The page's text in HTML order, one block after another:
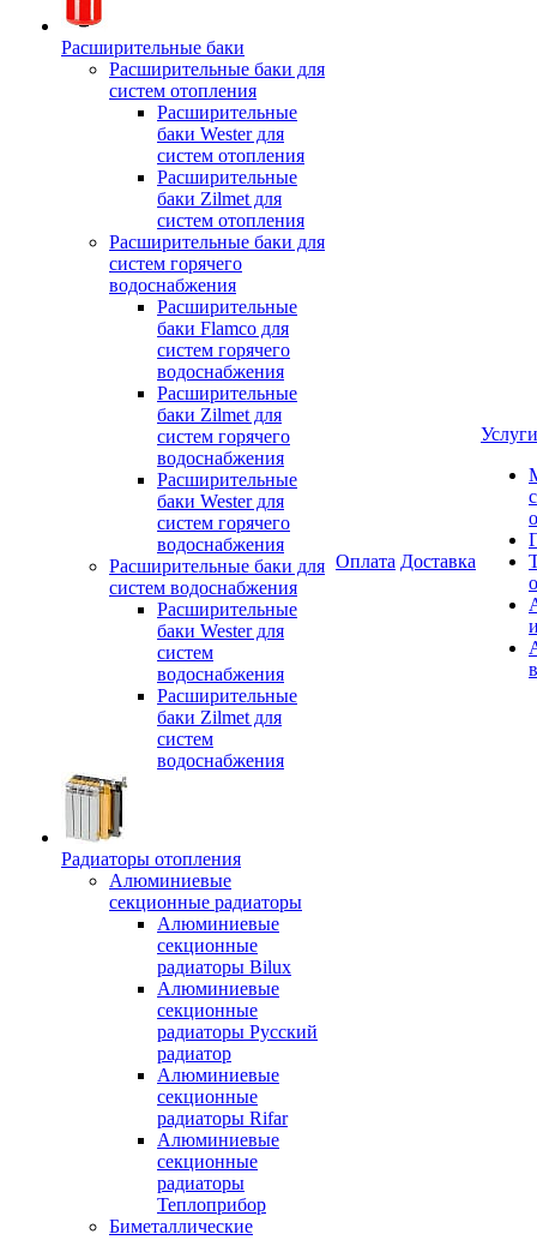
Расширительные баки
Расширительные баки для
систем отопления
Расширительные
баки Wester для
систем отопления
Расширительные
баки Zilmet для
систем отопления
Расширительные баки для
систем горячего
водоснабжения
Расширительные
баки Flamco для
систем горячего
водоснабжения
Расширительные
баки Zilmet для
систем горячего
водоснабжения
Расширительные
баки Wester для
систем горячего
водоснабжения
Расширительные баки для
систем водоснабжения
Расширительные
баки Wester для
систем
водоснабжения
Расширительные
баки Zilmet для
систем
водоснабжения
Радиаторы отопления
Алюминиевые
секционные радиаторы
Алюминиевые
секционные
радиаторы Bilux
Алюминиевые
секционные
радиаторы Русский
радиатор
Алюминиевые
секционные
радиаторы Rifar
Алюминиевые
секционные
радиаторы
Теплоприбор
Биметаллические
Оплата Доставка
Услуги